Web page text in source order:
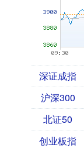
深证成指
沪深300
北证50
创业板指